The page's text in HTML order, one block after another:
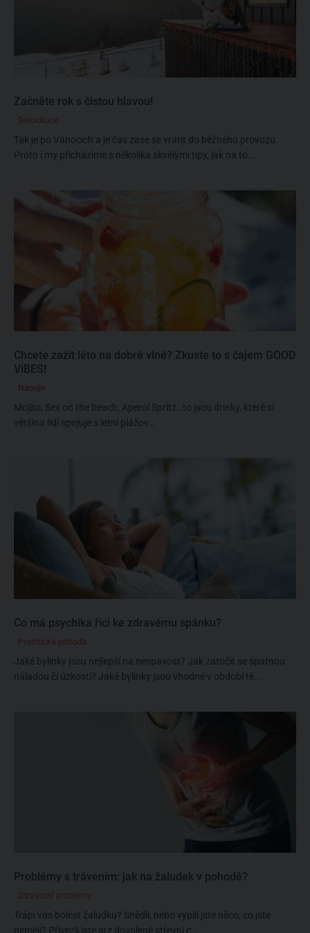
Začněte rok s čistou hlavou!
Detoxikace
Tak je po Vánocích a je čas zase se vrátit do běžného provozu.
Proto i my přicházíme s několika skvělými tipy, jak na to...
Chcete zažít léto na dobré vlně? Zkuste to s čajem GOOD
ViBES!
Nápoje
Mojito, Sex on the beach, Aperol Spritz…to jsou drinky, které si
většina lidí spojuje s letní plážov...
Co má psychika říci ke zdravému spánku?
Psychická pohoda
Jaké bylinky jsou nejlepší na nespavost? Jak zatočit se špatnou
náladou či úzkostí? Jaké bylinky jsou vhodné v období tě...
Problémy s trávením: jak na žaludek v pohodě?
Zdravotní problémy
Trápí vás bolest žaludku? Snědli, nebo vypili jste něco, co jste
neměli? Přivezli jste si z dovolené střevní c...